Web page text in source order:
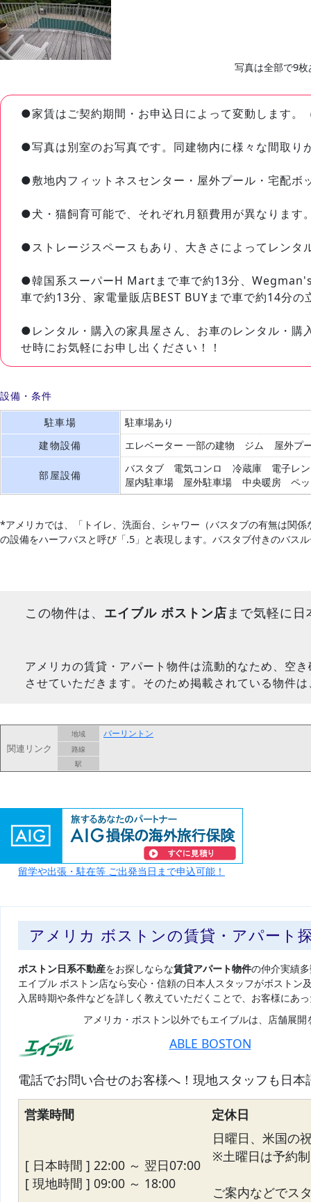
写真は全部で9
●家賃はご契約期間・お申込日によって変動します。
●写真は別室のお写真です。同建物内に様々な間取り
●敷地内フィットネスセンター・屋外プール・宅配ボ
●犬・猫飼育可能で、それぞれ月額費用が異なります
●ストレージスペースもあり、大きさによってレンタ
●韓国系スーパーH Martまで車で約13分、
車で約13分、家電量販店BEST BUYまで車で約14分の
●レンタル・購入の家具屋さん、お車のレンタル・購
せ時にお気軽にお申し出ください！！
設備・条件
駐車場
駐車場あり
建物設備
エレベーター 一部の建物 ジム 屋外プ
部屋設備
バスタブ 電気コンロ 冷蔵庫
電子レ
屋内駐車場
屋外駐車場 中央暖房 ペ
*アメリカでは、「トイレ、洗面台、シャワー（バスタブの有無は関
の設備をハーフバスと呼び「.5」と表現します。バスタブ付きのバス
この物件は、 エイブル ボストン店 まで気軽に
アメリカの賃貸・アパート物件は流動的なため、空
させていただきます。そのため掲載されている物件
関連リンク
地域 バーリントン
路線
駅
留学や出張・駐在等 ご出発当日まで申込可能！
アメリカ ボストンの賃貸・アパート
ボストン日系不動産をお探しならな賃貸アパート物件の仲介実績
エイブル ボストン店なら安心・信頼の日本人スタッフがボストン
入居時期や条件などを詳しく教えていただくことで、お客様にあ
アメリカ・ボストン以外でもエイブルは、店舗展
ABLE BOSTON
電話でお問い合せのお客様へ！現地スタッフも日
営業時間 定休日
[ 日本時間 ] 22:00 ～ 翌日07:00
[ 現地時間 ] 09:00 ～ 18:00
日曜日、米国の
※土曜日は予約制
ご案内などでス